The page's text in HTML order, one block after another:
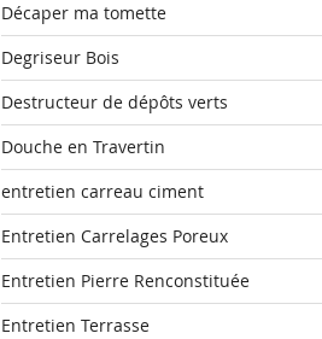
Décaper ma tomette
Degriseur Bois
Destructeur de dépôts verts
Douche en Travertin
entretien carreau ciment
Entretien Carrelages Poreux
Entretien Pierre Renconstituée
Entretien Terrasse